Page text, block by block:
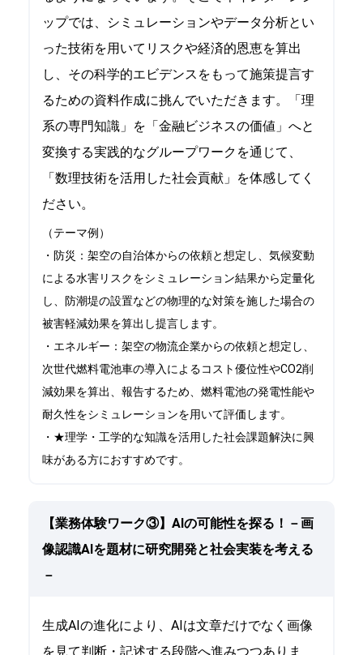
ップでは、シミュレーションやデータ分析とい
った技術を用いてリスクや経済的恩恵を算出
し、その科学的エビデンスをもって施策提言す
るための資料作成に挑んでいただきます。「理
系の専門知識」を「金融ビジネスの価値」へと
変換する実践的なグループワークを通じて、
「数理技術を活用した社会貢献」を体感してく
ださい。
（テーマ例）
・防災：架空の自治体からの依頼と想定し、気候変動
による水害リスクをシミュレーション結果から定量化
し、防潮堤の設置などの物理的な対策を施した場合の
被害軽減効果を算出し提言します。
・エネルギー：架空の物流企業からの依頼と想定し、
次世代燃料電池車の導入によるコスト優位性やCO2削
減効果を算出、報告するため、燃料電池の発電性能や
耐久性をシミュレーションを用いて評価します。
・★理学・工学的な知識を活用した社会課題解決に興
味がある方におすすめです。
【業務体験ワーク③】AIの可能性を探る！－画
像認識AIを題材に研究開発と社会実装を考える
－
生成AIの進化により、AIは文章だけでなく画像
を見て判断・記述する段階へ進みつつありま